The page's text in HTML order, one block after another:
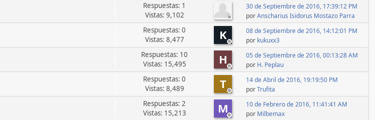
Respuestas: 1
Vistas: 9,102
30 de Septiembre de 2016, 17:39:12 PM
porAnscharius Isidorus Mostazo Parra
K
Respuestas: 0
Vistas: 8,477
08 de Septiembre de 2016, 14:12:01 PM
por kukuxx3
H
Respuestas: 10
Vistas: 15,495
05 de Septiembre de 2016, 00:13:28 AM
por H. Peplau
T
Respuestas: 0
Vistas: 8,489
14 de Abril de 2016, 19:19:50 PM
porTrufita
M
Respuestas: 2
Vistas: 15,213
10 de Febrero de 2016, 11:41:41 AM
por Milbemax